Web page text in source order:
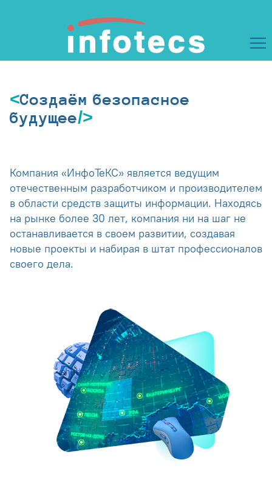
Создаём безопасное
будущее
Компания «ИнфоТеКС» является ведущим
отечественным разработчиком и производителем
в области средств защиты информации. Находясь
на рынке более 30 лет, компания ни на шаг не
останавливается в своем развитии, создавая
новые проекты и набирая в штат профессионалов
своего дела.